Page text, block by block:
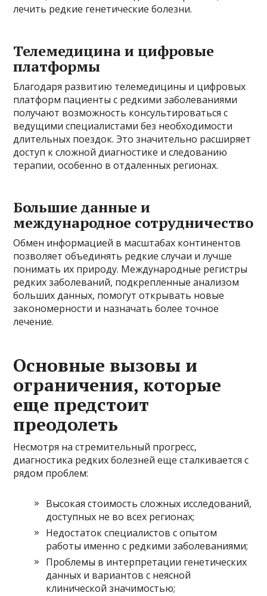
лечить редкие генетические болезни.
Телемедицина и цифровые
платформы
Благодаря развитию телемедицины и цифровых
платформ пациенты с редкими заболеваниями
получают возможность консультироваться с
ведущими специалистами без необходимости
длительных поездок. Это значительно расширяет
доступ к сложной диагностике и следованию
терапии, особенно в отдаленных регионах.
Большие данные и
международное сотрудничество
Обмен информацией в масштабах континентов
позволяет объединять редкие случаи и лучше
понимать их природу. Международные регистры
редких заболеваний, подкрепленные анализом
больших данных, помогут открывать новые
закономерности и назначать более точное
лечение.
Основные вызовы и
ограничения, которые
еще предстоит
преодолеть
Несмотря на стремительный прогресс,
диагностика редких болезней еще сталкивается с
рядом проблем:
Высокая стоимость сложных исследований,
доступных не во всех регионах;
Недостаток специалистов с опытом
работы именно с редкими заболеваниями;
Проблемы в интерпретации генетических
данных и вариантов с неясной
клинической значимостью;